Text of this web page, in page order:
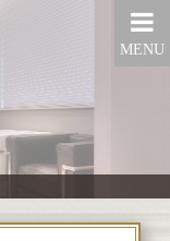
MENU